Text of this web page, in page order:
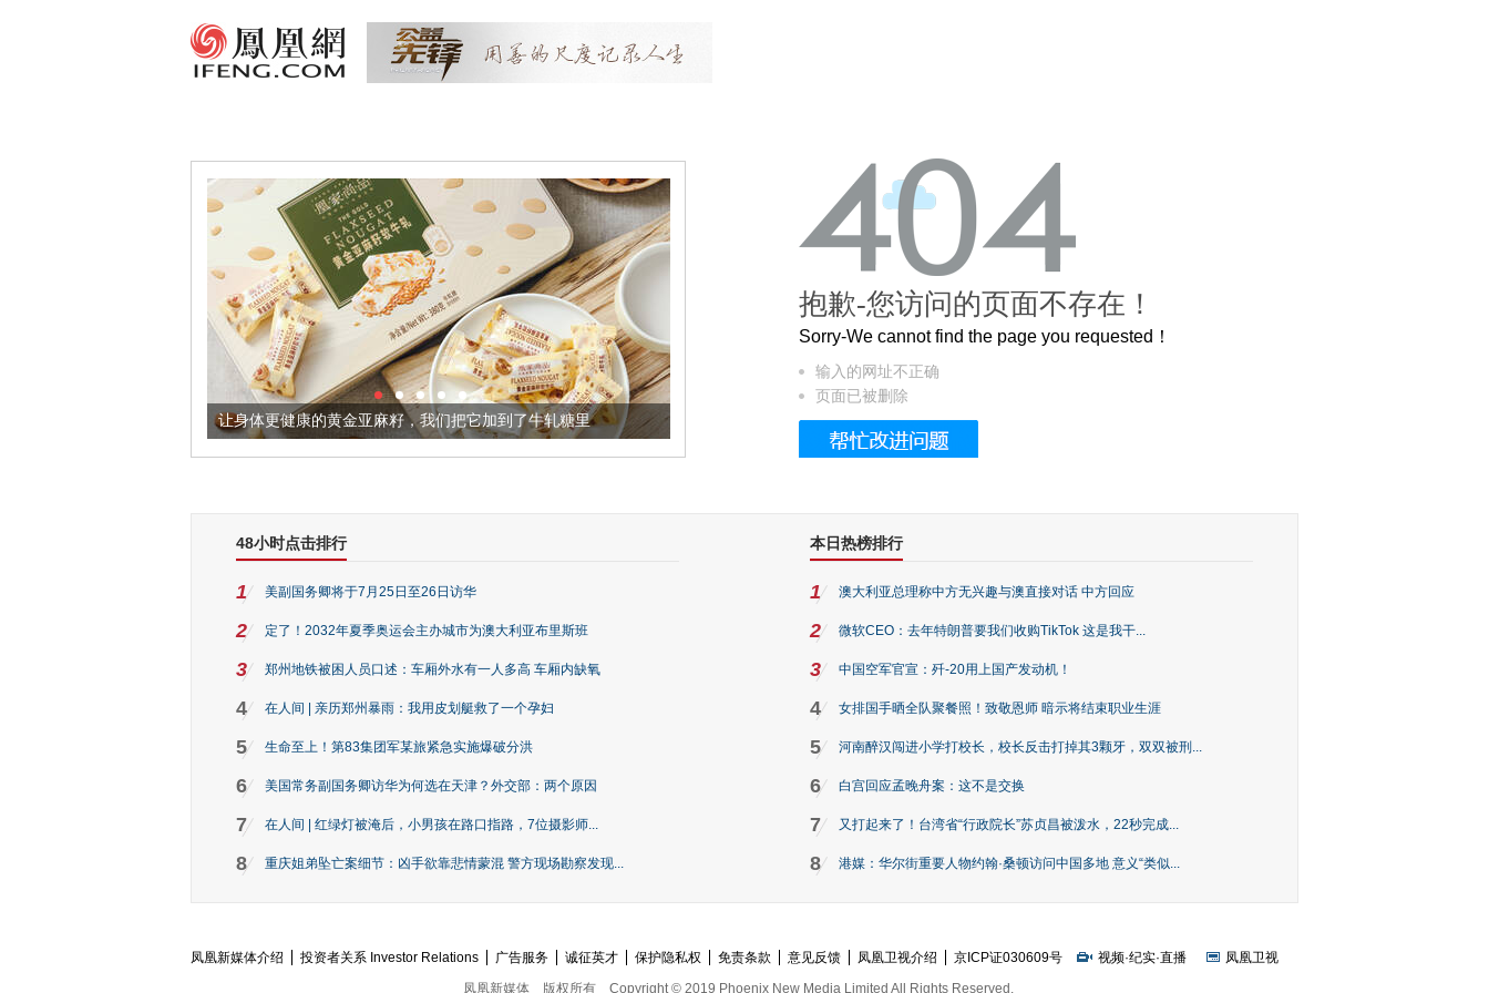
让身体更健康的黄金亚麻籽，我们把它加到了牛轧糖里 被列入佛家七宝的它到底有多美？
抱歉-您访问的页面不存在！
Sorry-We cannot find the page you requested！
输入的网址不正确
页面已被删除
48小时点击排行
1 美副国务卿将于7月25日至26日访华
2 定了！2032年夏季奥运会主办城市为澳大利亚布里斯班
3 郑州地铁被困人员口述：车厢外水有一人多高 车厢内缺氧
4 在人间 | 亲历郑州暴雨：我用皮划艇救了一个孕妇
5 生命至上！第83集团军某旅紧急实施爆破分洪
6 美国常务副国务卿访华为何选在天津？外交部：两个原因
7 在人间 | 红绿灯被淹后，小男孩在路口指路，7位摄影师...
8 重庆姐弟坠亡案细节：凶手欲靠悲情蒙混 警方现场勘察发现...
本日热榜排行
1 澳大利亚总理称中方无兴趣与澳直接对话 中方回应
2 微软CEO：去年特朗普要我们收购TikTok 这是我干...
3 中国空军官宣：歼-20用上国产发动机！
4 女排国手晒全队聚餐照！致敬恩师 暗示将结束职业生涯
5 河南醉汉闯进小学打校长，校长反击打掉其3颗牙，双双被刑...
6 白宫回应孟晚舟案：这不是交换
7 又打起来了！台湾省“行政院长”苏贞昌被泼水，22秒完成...
8 港媒：华尔街重要人物约翰·桑顿访问中国多地 意义“类似...
凤凰新媒体介绍 投资者关系 Investor Relations 广告服务 诚征英才 保护隐私权 免责条款 意见反馈 凤凰卫视介绍 京ICP证030609号 视频·纪实·直播
凤凰卫视
凤凰新媒体
版权所有 Copyright © 2019 Phoenix New Media Limited All Rights Reserved.